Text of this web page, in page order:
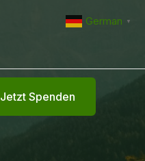
Jetzt Spenden
German ▼